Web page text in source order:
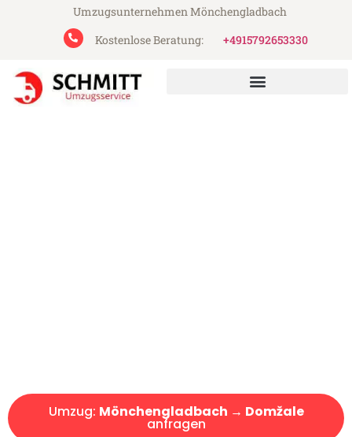
Umzugsunternehmen Mönchengladbach
Kostenlose Beratung:
+4915792653330
Umzug: Mönchengladbach → Domžale
anfragen